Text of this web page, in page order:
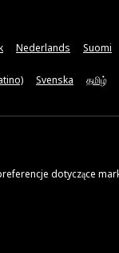
Nederlands Suomi
Svenska தமிழ்
dotyczące